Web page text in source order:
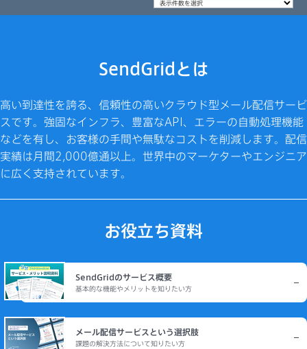
SendGridとは
高い到達性を誇る、信頼性の高いクラウド型メール配信サービ
スです。強固なインフラ、豊富なAPI、エラーの自動処理機能
などを有し、お客様の手間や無駄なコストを削減します。配信
実績は月間2,000億通以上。世界中のマーケターやエンジニア
に広く支持されています。
お役立ち資料
SendGridのサービス概要
基本的な機能やメリットを知りたい方
メール配信サービスという選択肢
課題の解決方法について知りたい方